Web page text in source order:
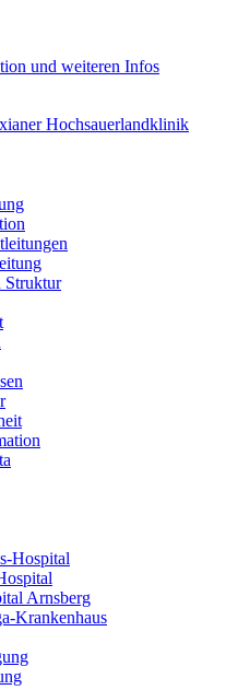
und weiteren Infos
Struktur
Hospital
Arnsberg
Krankenhaus